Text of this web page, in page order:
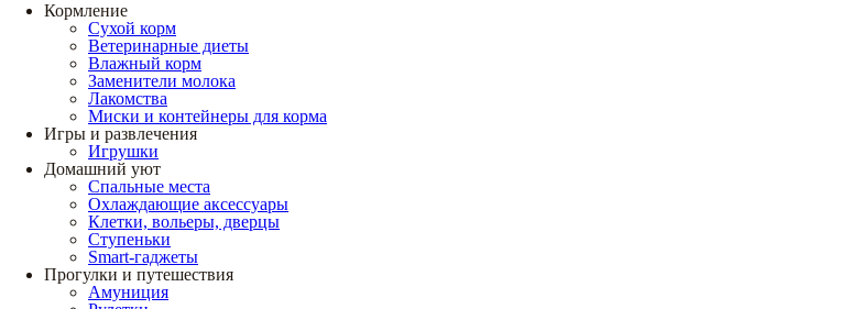
Кормление
Сухой корм
Ветеринарные диеты
Влажный корм
Заменители молока
Лакомства
Миски и контейнеры для корма
Игры и развлечения
Игрушки
Домашний уют
Спальные места
Охлаждающие аксессуары
Клетки, вольеры, дверцы
Ступеньки
Smart-гаджеты
Прогулки и путешествия
Амуниция